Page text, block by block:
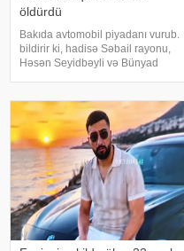
öldürdü
Bakıda avtomobil piyadanı vurub.
bildirir ki, hadisə Səbail rayonu,
Həsən Seyidbəyli və Bünyad
Əkrəm Yaqub oğlu Baxşıyev idarə
etdiyi "Toyota" markalı avtomobill